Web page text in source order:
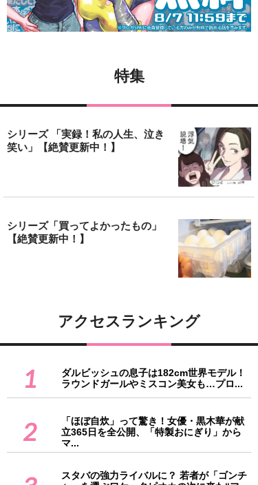
特集
シリーズ 「実録！私の人生、泣き
笑い」【絶賛更新中！】
シリーズ「買ってよかったもの」
【絶賛更新中！】
アクセスランキング
1
ダルビッシュの息子は182cm世界モデル！
ラウンドガールやミスコン美女も…プロ...
2
「ほぼ自炊」って驚き！女優・黒木華が献
立365日を全公開、「特製おにぎり」から
マ...
スタバの強力ライバルに？ 若者が「ゴンチ